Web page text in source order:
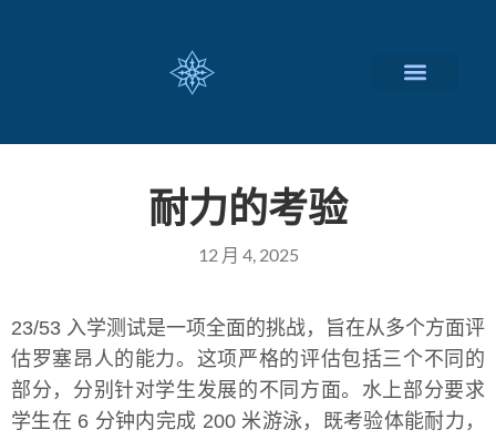
耐力的考验
12 月 4, 2025
23/53 入学测试是一项全面的挑战，旨在从多个方面评
估罗塞昂人的能力。这项严格的评估包括三个不同的
部分，分别针对学生发展的不同方面。水上部分要求
学生在 6 分钟内完成 200 米游泳，既考验体能耐力，